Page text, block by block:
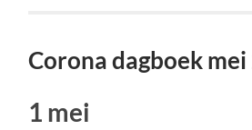
Corona dagboek
1 mei